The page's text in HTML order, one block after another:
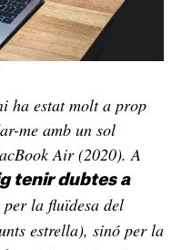
ha estat molt a prop
me amb un sol
Air (2020). A
tenir dubtes a
la fluïdesa del
estrella), sinó per la